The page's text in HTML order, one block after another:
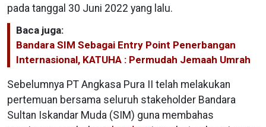
pada tanggal 30 Juni 2022 yang lalu.
Baca juga:
Bandara SIM Sebagai Entry Point Penerbangan
Internasional, KATUHA : Permudah Jemaah Umrah
Sebelumnya PT Angkasa Pura II telah melakukan
pertemuan bersama seluruh stakeholder Bandara
Sultan Iskandar Muda (SIM) guna membahas